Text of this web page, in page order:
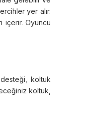
yer alır.
içerir. Oyuncu
koltuk
koltuk,